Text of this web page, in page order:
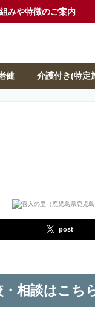
みや特徴のご案内
健 介護付き(特定
post
相談はこち